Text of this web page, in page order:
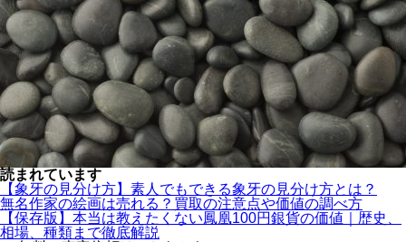
読まれています
【象牙の見分け方】素人でもできる象牙の見分け方とは？
無名作家の絵画は売れる？買取の注意点や価値の調べ方
【保存版】本当は教えたくない鳳凰100円銀貨の価値｜歴史、
相場、種類まで徹底解説